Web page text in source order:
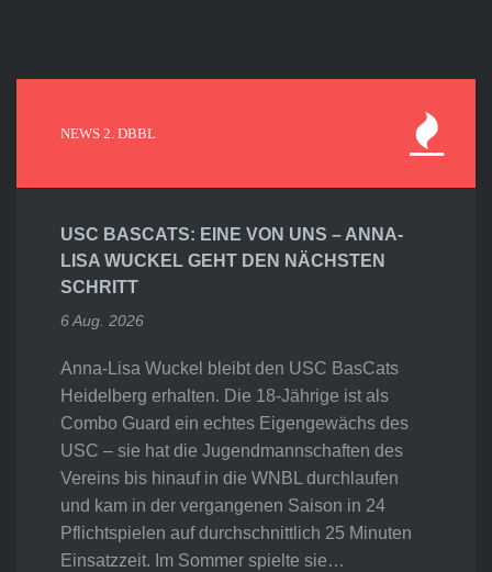
NEWS 2. DBBL
USC BASCATS: EINE VON UNS – ANNA-
LISA WUCKEL GEHT DEN NÄCHSTEN
SCHRITT
6 Aug. 2026
Anna-Lisa Wuckel bleibt den USC BasCats
Heidelberg erhalten. Die 18-Jährige ist als
Combo Guard ein echtes Eigengewächs des
USC – sie hat die Jugendmannschaften des
Vereins bis hinauf in die WNBL durchlaufen
und kam in der vergangenen Saison in 24
Pflichtspielen auf durchschnittlich 25 Minuten
Einsatzzeit. Im Sommer spielte sie…